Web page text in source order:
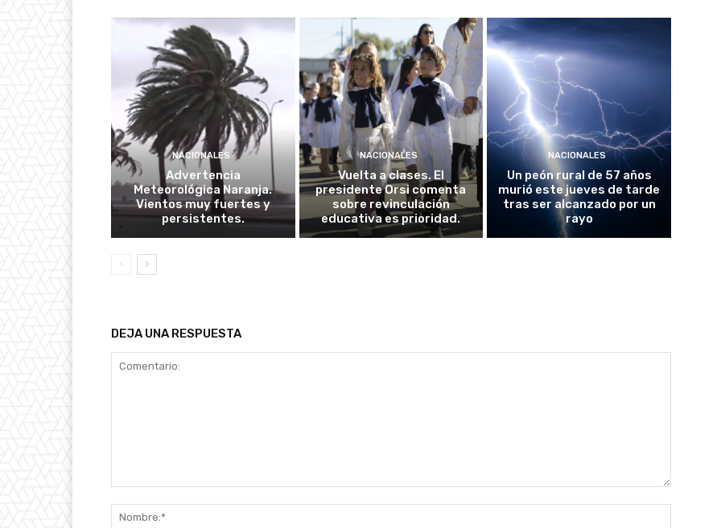
NACIONALES
Advertencia
Meteorológica Naranja.
Vientos muy fuertes y
persistentes.
NACIONALES
Vuelta a clases. El
presidente Orsi comenta
sobre revinculación
educativa es prioridad.
NACIONALES
Un peón rural de 57 años
murió este jueves de tarde
tras ser alcanzado por un
rayo
DEJA UNA RESPUESTA